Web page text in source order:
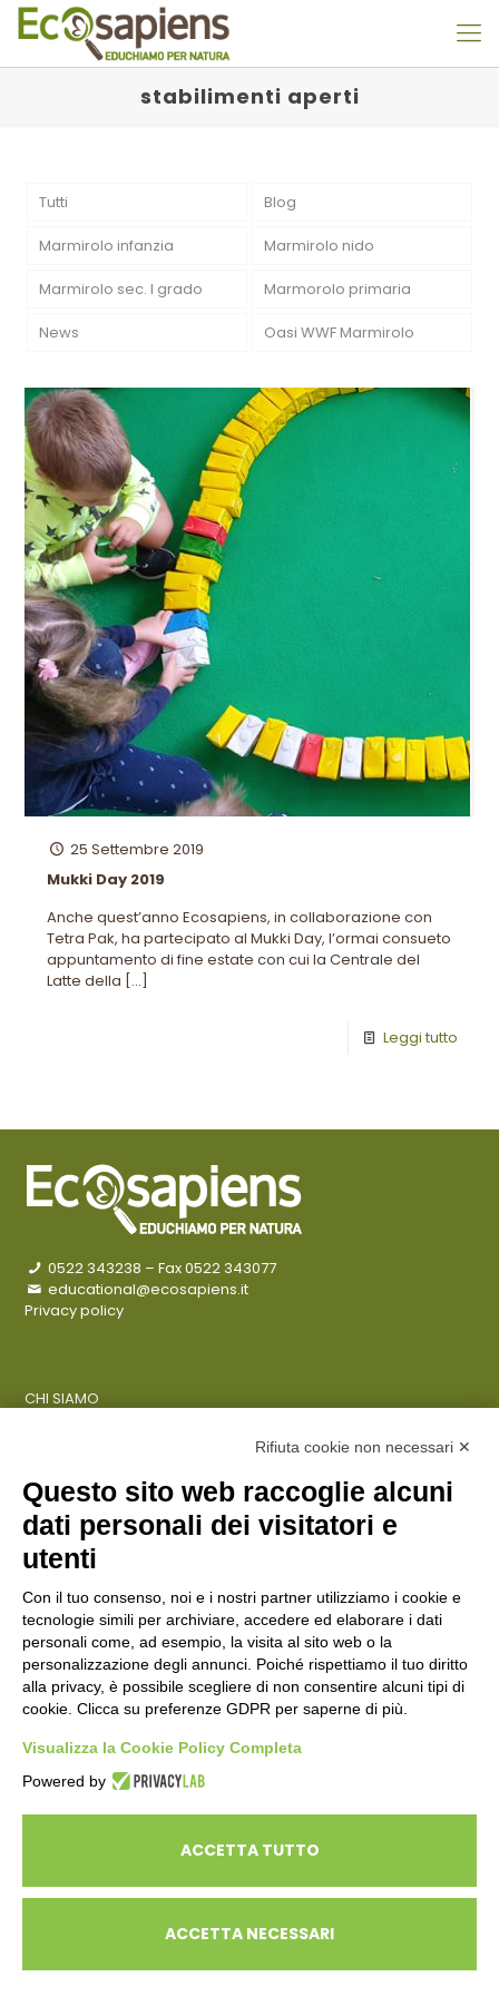
stabilimenti aperti
Tutti Blog
Marmirolo infanzia Marmirolo nido
Marmirolo sec. I grado Marmorolo primaria
News Oasi WWF Marmirolo
25 Settembre 2019
Mukki Day 2019
Anche quest’anno Ecosapiens, in collaborazione con
Tetra Pak, ha partecipato al Mukki Day, l’ormai consueto
appuntamento di fine estate con cui la Centrale del
Latte della […]
Leggi tutto
0522 343238 – Fax 0522 343077
educational@ecosapiens.it
Privacy policy
CHI SIAMO
ENTI PUBBLICI
SCUOLE
CITTADINI E FAMIGLIE
CONTATTI
Seguici su:
Italiano
ECOSAPIENS è un marchio L’Ovile Cooperativa Sociale
Albo Cooperative a mutualità prevalente n.A114164
Rifiuta cookie non necessari ✕
Questo sito web raccoglie alcuni
dati personali dei visitatori e
utenti
Con il tuo consenso, noi e i nostri partner utilizziamo i cookie e
tecnologie simili per archiviare, accedere ed elaborare i dati
personali come, ad esempio, la visita al sito web o la
personalizzazione degli annunci. Poiché rispettiamo il tuo diritto
alla privacy, è possibile scegliere di non consentire alcuni tipi di
cookie. Clicca su preferenze GDPR per saperne di più.
Visualizza la Cookie Policy Completa
Powered by
ACCETTA TUTTO
ACCETTA NECESSARI